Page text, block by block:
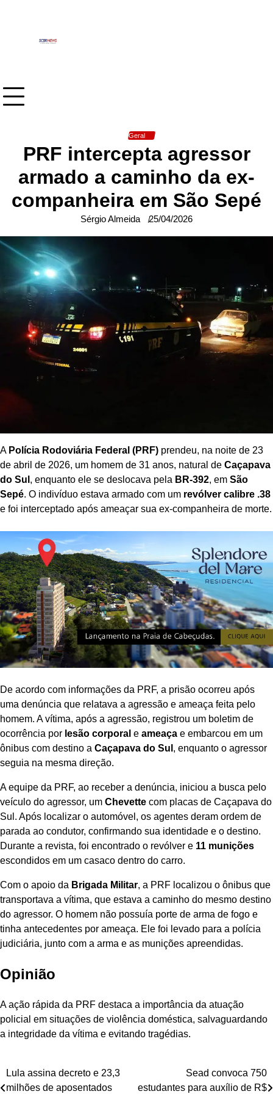
Geral
PRF intercepta agressor
armado a caminho da ex-
companheira em São Sepé
Sérgio Almeida 25/04/2026
A Polícia Rodoviária Federal (PRF) prendeu, na noite de 23
de abril de 2026, um homem de 31 anos, natural de Caçapava
do Sul , enquanto ele se deslocava pela BR-392, em São
Sepé. O indivíduo estava armado com um revólver calibre .38
e foi interceptado após ameaçar sua ex-companheira de morte.
De acordo com informações da PRF, a prisão ocorreu após
uma denúncia que relatava a agressão e ameaça feita pelo
homem. A vítima, após a agressão, registrou um boletim de
ocorrência por lesão corporal e ameaça e embarcou em um
ônibus com destino a Caçapava do Sul , enquanto o agressor
seguia na mesma direção.
A equipe da PRF, ao receber a denúncia, iniciou a busca pelo
veículo do agressor, um Chevette com placas de Caçapava do
Sul. Após localizar o automóvel, os agentes deram ordem de
parada ao condutor, confirmando sua identidade e o destino.
Durante a revista, foi encontrado o revólver e 11 munições
escondidos em um casaco dentro do carro.
Com o apoio da Brigada Militar, a PRF localizou o ônibus que
transportava a vítima, que estava a caminho do mesmo destino
do agressor. O homem não possuía porte de arma de fogo e
tinha antecedentes por ameaça. Ele foi levado para a polícia
judiciária, junto com a arma e as munições apreendidas.
Opinião
A ação rápida da PRF destaca a importância da atuação
policial em situações de violência doméstica, salvaguardando
a integridade da vítima e evitando tragédias.
Navegação
Lula assina decreto e 23,3
milhões de aposentados
Sead convoca 750
estudantes para auxílio de R$